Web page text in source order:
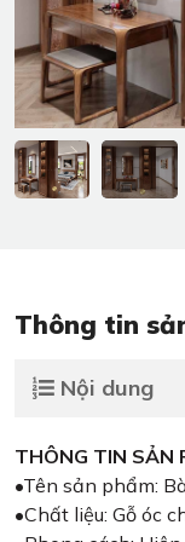
Thông tin
Nội dung
THÔNG TIN SẢN
•Tên sản phẩm:
•Chất liệu: Gỗ óc